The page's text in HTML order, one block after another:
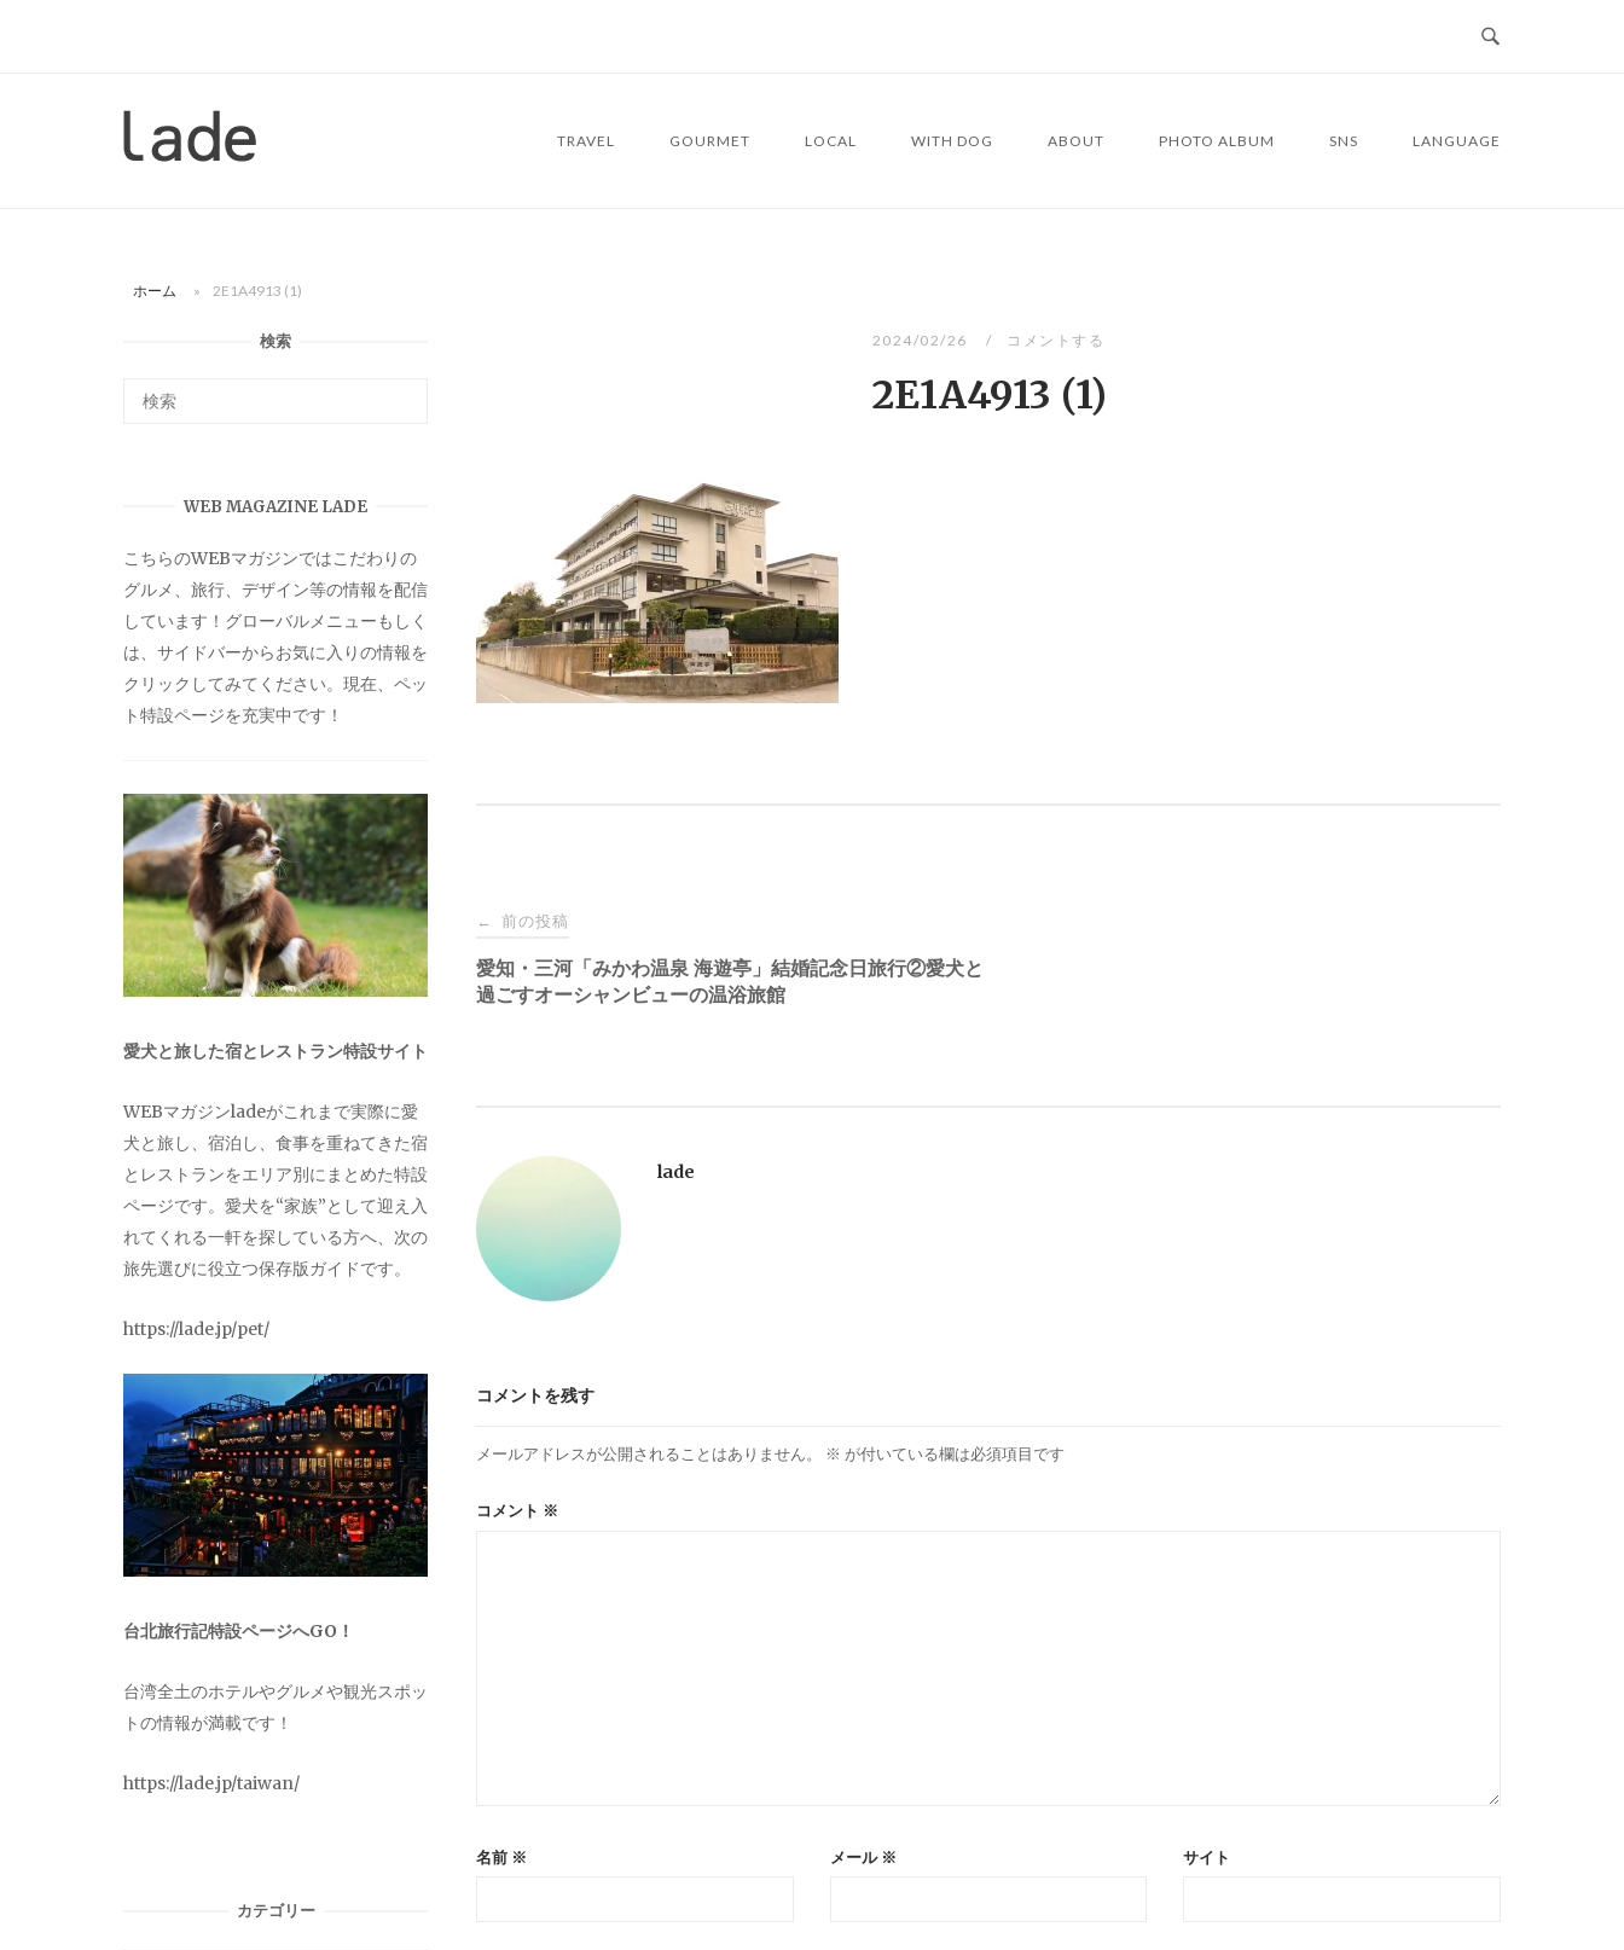
ー
TRAVEL GOURMET LOCAL WITH DOG ABOUT PHOTO ALBUM SNS LANGUAGE
ホーム » 2E1A4913 (1)
2024/02/26 コメントする
2E1A4913 (1)
投
稿
ゲ
ー
シ
ン
← 前の投稿
愛知・三河「みかわ温泉 海遊亭」結婚記念日旅行②愛犬と
過ごすオーシャンビューの温浴旅館
lade
コメントを残す
メールアドレスが公開されることはありません。 ※ が付いている欄は必須項目です
コメント ※
名前 ※ メール ※ サイト
検索
WEB MAGAZINE LADE
こちらのWEBマガジンではこだわりの
グルメ、旅行、デザイン等の情報を配信
しています！グローバルメニューもしく
は、サイドバーからお気に入りの情報を
クリックしてみてください。現在、ペッ
ト特設ページを充実中です！
愛犬と旅した宿とレストラン特設サイト
WEBマガジンladeがこれまで実際に愛
犬と旅し、宿泊し、食事を重ねてきた宿
とレストランをエリア別にまとめた特設
ページです。愛犬を“家族”として迎え入
れてくれる一軒を探している方へ、次の
旅先選びに役立つ保存版ガイドです。
https://lade.jp/pet/
台北旅行記特設ページへGO！
台湾全土のホテルやグルメや観光スポッ
トの情報が満載です！
https://lade.jp/taiwan/
カテゴリー